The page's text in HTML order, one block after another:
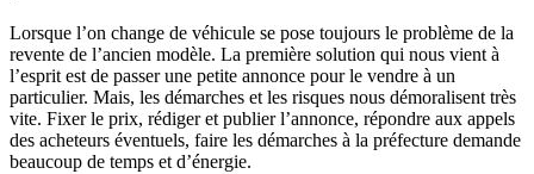
Lorsque l’on change de véhicule se pose toujours le problème de la
revente de l’ancien modèle. La première solution qui nous vient à
l’esprit est de passer une petite annonce pour le vendre à un
particulier. Mais, les démarches et les risques nous démoralisent très
vite. Fixer le prix, rédiger et publier l’annonce, répondre aux appels
des acheteurs éventuels, faire les démarches à la préfecture demande
beaucoup de temps et d’énergie.